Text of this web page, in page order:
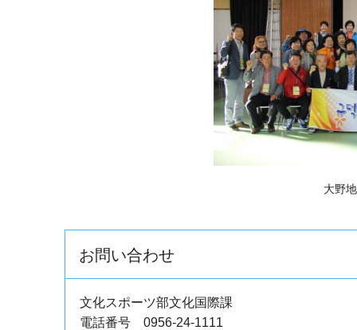
大野
お問い合わせ
文化スポーツ部文化国際課
電話番号 0956-24-1111